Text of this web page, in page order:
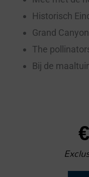
Historisch
Grand
The
Bij de
€